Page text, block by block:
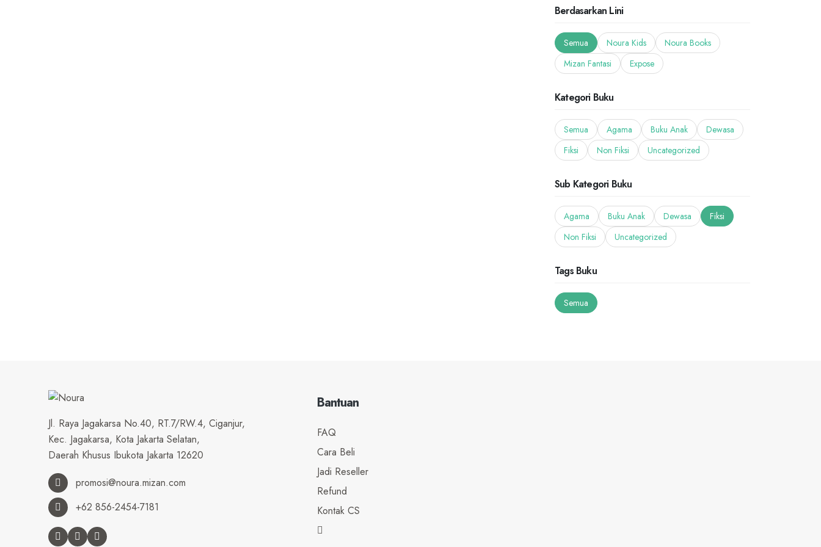
Berdasarkan Lini
Semua Noura Kids
Noura Books
Mizan Fantasi
Expose
Kategori Buku
Semua Agama Buku Anak
Dewasa
Fiksi
Non Fiksi Uncategorized
Sub Kategori Buku
Agama Buku Anak Dewasa
Fiksi
Non Fiksi
Uncategorized
Tags Buku
Semua
Jl. Raya Jagakarsa No.40, RT.7/RW.4, Ciganjur,
Kec. Jagakarsa, Kota Jakarta Selatan,
Daerah Khusus Ibukota Jakarta 12620
promosi@noura.mizan.com
+62 856-2454-7181
Bantuan
FAQ
Cara Beli
Jadi Reseller
Refund
Kontak CS